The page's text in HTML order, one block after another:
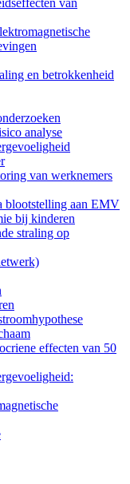
van
en betrokkenheid
analyse
van werknemers
blootstelling aan EMV
bij kinderen
straling op
effecten van 50